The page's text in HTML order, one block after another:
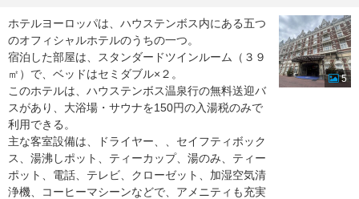
ホテルヨーロッパは、ハウステンボス内にある五つ
のオフィシャルホテルのうちの一つ。
宿泊した部屋は、スタンダードツインルーム（３９
㎡）で、ベッドはセミダブル×２。
このホテルは、ハウステンボス温泉行の無料送迎バ
スがあり、大浴場・サウナを150円の入湯税のみで
利用できる。
主な客室設備は、ドライヤー、、セイフティボック
ス、湯沸しポット、ティーカップ、湯のみ、ティー
ポット、電話、テレビ、クローゼット、加湿空気清
浄機、コーヒーマシーンなどで、アメニティも充実
5